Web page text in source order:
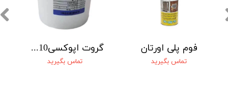
گروت اپوکسیBsm Epoxy Grout - 3c-N10 بتن شیمی ماهان
تماس بگیرید
فوم پلی اورتان
تماس بگیرید